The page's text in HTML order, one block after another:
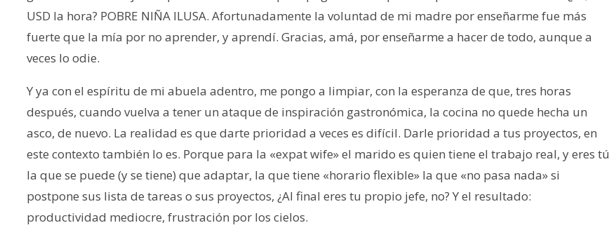
USD la hora? POBRE NIÑA ILUSA. Afortunadamente la voluntad de mi madre por enseñarme fue más
fuerte que la mía por no aprender, y aprendí. Gracias, amá, por enseñarme a hacer de todo, aunque a
veces lo odie.
Y ya con el espíritu de mi abuela adentro, me pongo a limpiar, con la esperanza de que, tres horas
después, cuando vuelva a tener un ataque de inspiración gastronómica, la cocina no quede hecha un
asco, de nuevo. La realidad es que darte prioridad a veces es difícil. Darle prioridad a tus proyectos, en
este contexto también lo es. Porque para la «expat wife» el marido es quien tiene el trabajo real, y eres tú
la que se puede (y se tiene) que adaptar, la que tiene «horario flexible» la que «no pasa nada» si
postpone sus lista de tareas o sus proyectos, ¿Al final eres tu propio jefe, no? Y el resultado:
productividad mediocre, frustración por los cielos.